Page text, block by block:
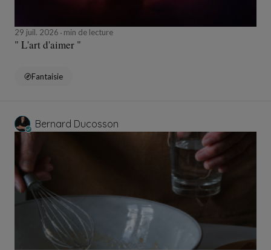
29 juil. 2026 min de lecture
" L'art d'aimer "
Fantaisie
Bernard Ducosson